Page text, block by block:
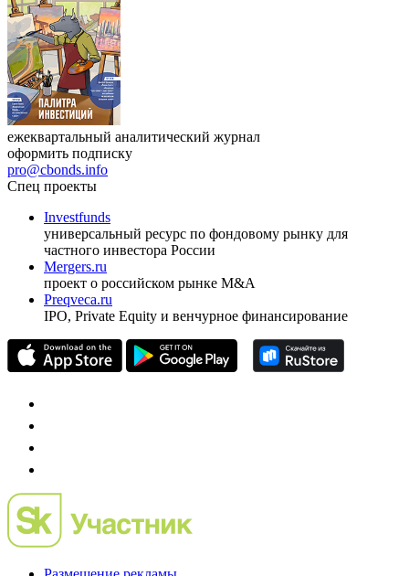
ежеквартальный аналитический журнал
оформить подписку
pro@cbonds.info
Спец проекты
Investfunds
универсальный ресурс по фондовому рынку для
частного инвестора России
Mergers.ru
проект о российском рынке M&A
Preqveca.ru
IPO, Private Equity и венчурное финансирование